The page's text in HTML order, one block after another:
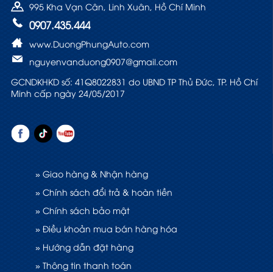
995 Kha Vạn Cân, Linh Xuân, Hồ Chí Minh
0907.435.444
www.DuongPhungAuto.com
nguyenvanduong0907@gmail.com
GCNDKHKD số: 41Q8022831 do UBND TP Thủ Đức, TP. Hồ Chí
Minh cấp ngày 24/05/2017
» Giao hàng & Nhận hàng
» Chính sách đổi trả & hoàn tiền
» Chính sách bảo mật
» Điều khoản mua bán hàng hóa
» Hướng dẫn đặt hàng
» Thông tin thanh toán